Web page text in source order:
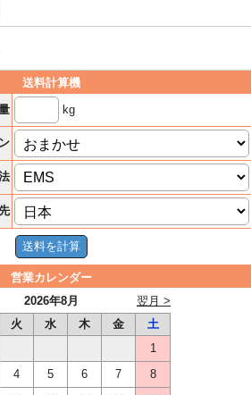
送料計算機
kg
営業カレンダー
2026年8月
翌月 >
火 水 木 金
土
1
4 5 6 7
8